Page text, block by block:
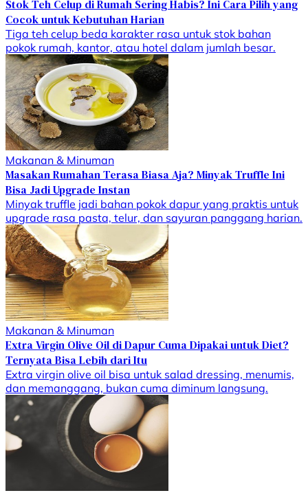
Stok Teh Celup di Rumah Sering Habis? Ini Cara Pilih yang
Cocok untuk Kebutuhan Harian
Tiga teh celup beda karakter rasa untuk stok bahan
pokok rumah, kantor, atau hotel dalam jumlah besar.
Makanan & Minuman
Masakan Rumahan Terasa Biasa Aja? Minyak Truffle Ini
Bisa Jadi Upgrade Instan
Minyak truffle jadi bahan pokok dapur yang praktis untuk
upgrade rasa pasta, telur, dan sayuran panggang harian.
Makanan & Minuman
Extra Virgin Olive Oil di Dapur Cuma Dipakai untuk Diet?
Ternyata Bisa Lebih dari Itu
Extra virgin olive oil bisa untuk salad dressing, menumis,
dan memanggang, bukan cuma diminum langsung.